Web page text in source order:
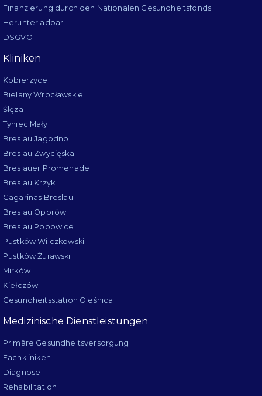
Finanzierung durch den Nationalen Gesundheitsfonds
Herunterladbar
DSGVO
Kliniken
Kobierzyce
Bielany Wrocławskie
Ślęza
Tyniec Mały
Breslau Jagodno
Breslau Zwycięska
Breslauer Promenade
Breslau Krzyki
Gagarinas Breslau
Breslau Oporów
Breslau Popowice
Pustków Wilczkowski
Pustków Żurawski
Mirków
Kiełczów
Gesundheitsstation Oleśnica
Medizinische Dienstleistungen
Primäre Gesundheitsversorgung
Fachkliniken
Diagnose
Rehabilitation